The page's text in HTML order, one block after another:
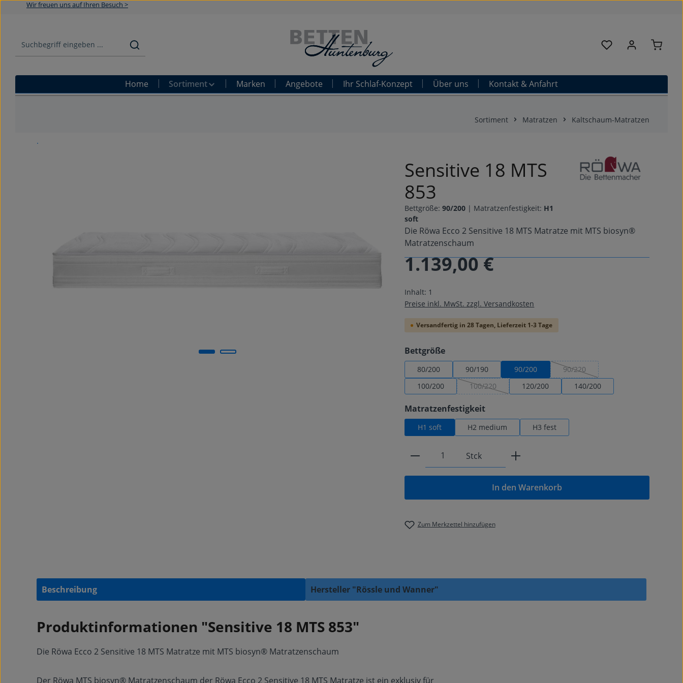
Zum Hauptinhalt springen
Zur Suche springen
Zur Hauptnavigation springen
Wir freuen uns auf Ihren Besuch >
Du hast 0 Produkte
Home Sortiment Marken Angebote Ihr Schlaf-Konzept Über uns Kontakt & Anfahrt
Sortiment Matratzen Kaltschaum-Matratzen
Sensitive 18 MTS
853
Bettgröße:90/200 | Matratzenfestigkeit: H1
soft
Die Röwa Ecco 2 Sensitive 18 MTS Matratze mit MTS biosyn®
Matratzenschaum
Regulärer Preis:
1.139,00 €
Inhalt: 1
Preise inkl. MwSt. zzgl. Versandkosten
Versandfertig in 28 Tagen, Lieferzeit 1-3 Tage
Bettgrößeauswählen
80/200 90/190 90/200 90/220
(Diese Option ist zurzeit nicht
100/200 100/220
(Diese Option ist zurzeit nicht verfügbar.)
120/200 140/200
Matratzenfestigkeitauswählen
H1 soft H2 medium H3 fest
Produkt Anzahl: Gib den gewünschten Wert
Stck
In den Warenkorb
Zum Merkzettel hinzufügen
Beschreibung Hersteller "Rössle und Wanner"
Produktinformationen "Sensitive 18 MTS 853"
Die Röwa Ecco 2 Sensitive 18 MTS Matratze mit MTS biosyn® Matratzenschaum
Der Röwa MTS biosyn® Matratzenschaum der Röwa Ecco 2 Sensitive 18 MTS Matratze ist ein exklusiv für